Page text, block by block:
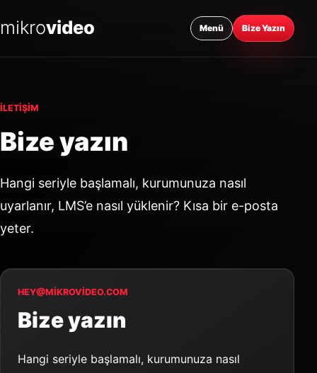
mikrovideo Menü Bize Yazın
İLETIŞIM
Bize yazın
Hangi seriyle başlamalı, kurumunuza nasıl
uyarlanır, LMS’e nasıl yüklenir? Kısa bir e-posta
yeter.
HEY@MIKROVIDEO.COM
Bize yazın
Hangi seriyle başlamalı, kurumunuza nasıl